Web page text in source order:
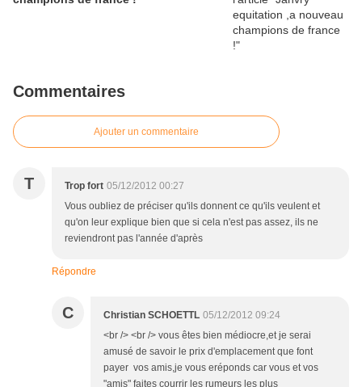
Commentaires
Ajouter un commentaire
T Trop fort 05/12/2012 00:27
Vous oubliez de préciser qu'ils donnent ce qu'ils veulent et
qu'on leur explique bien que si cela n'est pas assez, ils ne
reviendront pas l'année d'après
Répondre
C Christian SCHOETTL 05/12/2012 09:24
<br /> <br /> vous êtes bien médiocre,et je serai
amusé de savoir le prix d'emplacement que font
payer vos amis,je vous eréponds car vous et vos
"amis" faites courrir les rumeurs les plus